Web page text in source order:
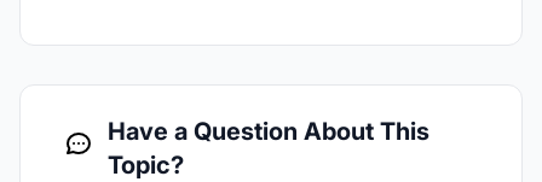
Have a Question About This
Topic?